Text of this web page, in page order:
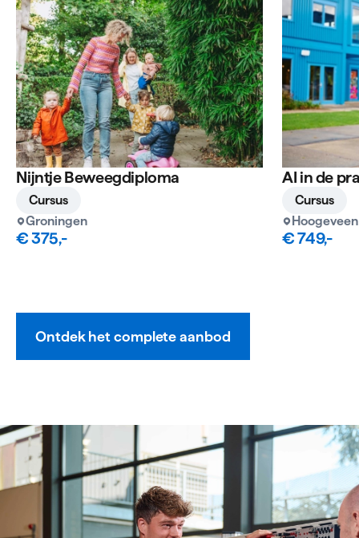
Cursus
Nijntje Beweegdiploma
Groningen
€ 375,-
Cursus
AI in de
Hoogeveen
€ 749,-
Ontdek het complete aanbod